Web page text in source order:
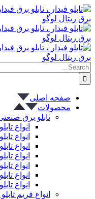
پرش
به
محتوا
Search
for:
صفحه اصلی
محصولات
تابلو برق
انواع
انواع
انواع
انواع
انواع
انواع
انواع
انواع فریم